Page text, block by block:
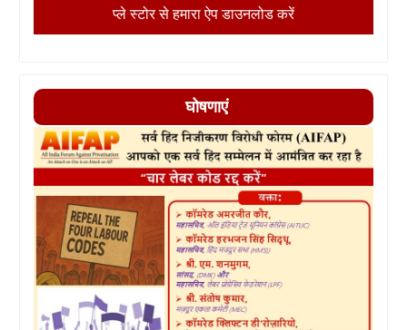
प्ले स्टोर से हमारा ऐप डाउनलोड करें
घोषणाएं